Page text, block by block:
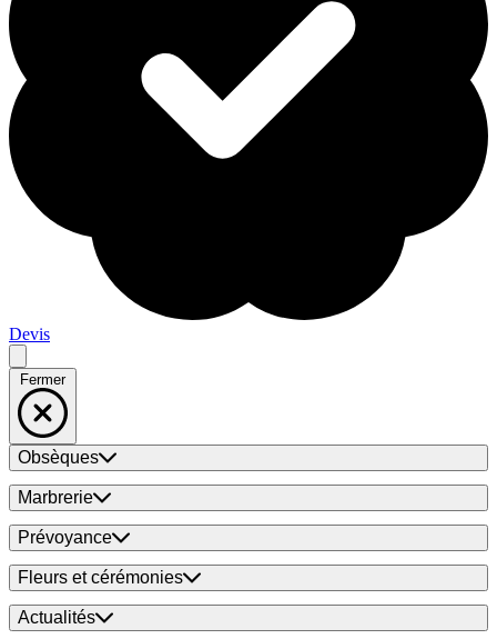
Devis
Fermer
Obsèques
Marbrerie
Prévoyance
Fleurs et cérémonies
Actualités